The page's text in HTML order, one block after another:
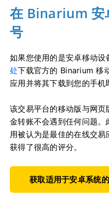
在 Binarium 安
号
如果您使用的是安卓移动
处下载官方的 Binarium 移
应用并将其下载到您的手机
该交易平台的移动版与网
金转账不会遇到任何问题
用被认为是最佳的在线交
获得了很高的评分。
获取适用于安卓系统